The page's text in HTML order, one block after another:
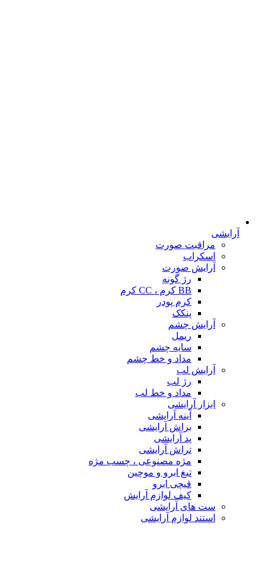
آرایشی
مراقبت صورت
اسکراب
آرایش صورت
رژ گونه
BB کرم ، CC کرم
کرم پودر
پنکک
آرایش چشم
ریمل
سایه چشم
مداد و خط چشم
آرایش لب
رژ لب
مداد و خط لب
ابزار آرایشی
آینه آرایشی
براش آرایشی
پد آرایشی
تراش آرایشی
مژه مصنوعی ، چسب مژه
تیغ ابرو و موچین
قیچی ابرو
کیف لوازم آرایش
ست های آرایشی
استند لوازم آرایشی